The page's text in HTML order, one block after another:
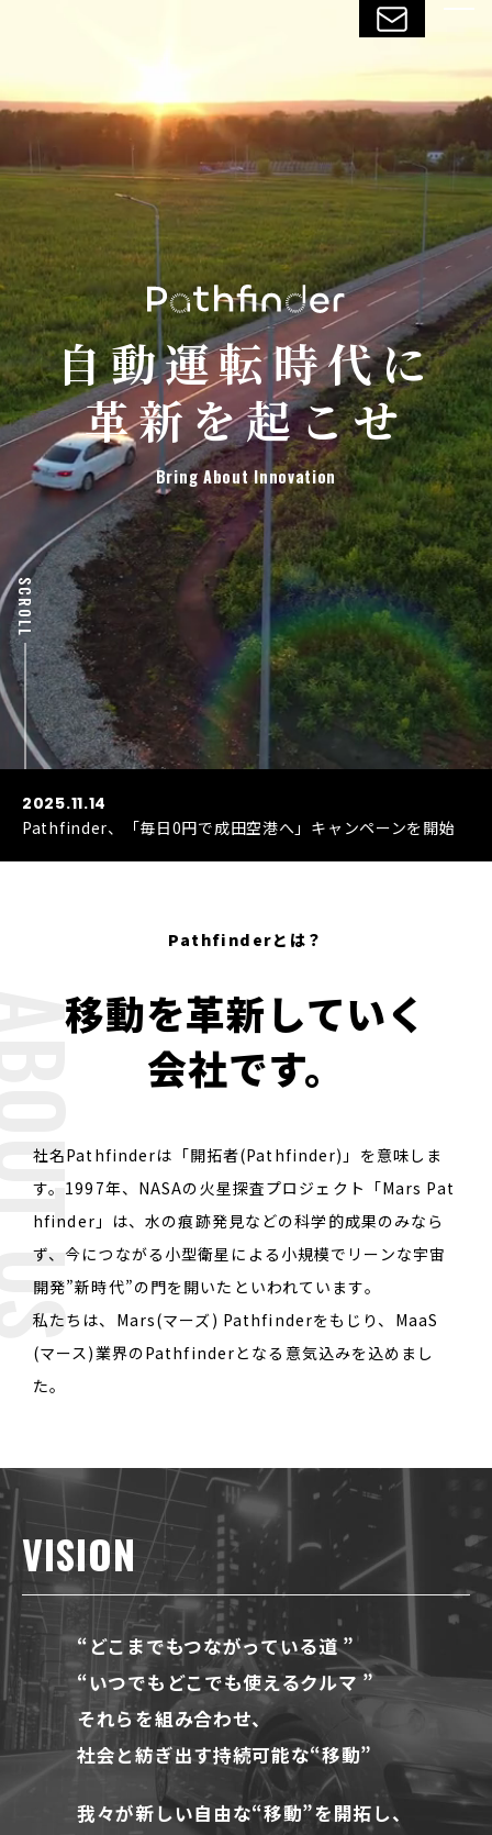
自動運転時代に
革新を起こせ
Bring About Innovation
SCROLL
2025.11.14
Pathfinder、「毎日0円で成田空港へ」キャンペーンを開始
US
Pathfinderとは？
移動を革新していく
会社です。
社名Pathfinderは「開拓者(Pathfinder)」を意味しま
す。 1997年、NASAの火星探査プロジェクト「Mars Pat
hfinder」は、水の痕跡発見などの科学的成果のみなら
ず、今につながる小型衛星による小規模でリーンな宇宙
開発”新時代”の門を開いたといわれています。
私たちは、Mars(マーズ) Pathfinderをもじり、 MaaS
(マース)業界のPathfinderとなる意気込みを込めまし
た。
VISION
“どこまでもつながっている道 ”
“いつでもどこでも使えるクルマ ”
それらを組み合わせ、
社会と紡ぎ出す持続可能な“移動”
我々が新しい自由な“移動”を開拓し、